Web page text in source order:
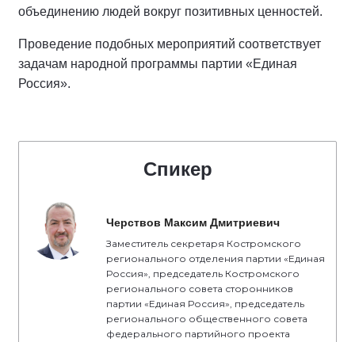
объединению людей вокруг позитивных ценностей.
Проведение подобных мероприятий соответствует
задачам народной программы партии «Единая
Россия».
Спикер
Черствов Максим Дмитриевич
Заместитель секретаря Костромского
регионального отделения партии «Единая
Россия», председатель Костромского
регионального совета сторонников
партии «Единая Россия», председатель
регионального общественного совета
федерального партийного проекта